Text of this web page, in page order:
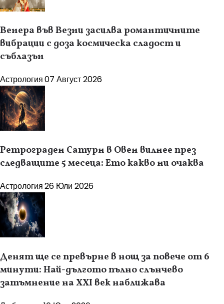
Венера във Везни засилва романтичните
вибрации с доза космическа сладост и
съблазън
Астрология07 Август 2026
Ретрограден Сатурн в Овен вилнее през
следващите 5 месеца: Ето какво ни очаква
Астрология26 Юли 2026
Денят ще се превърне в нощ за повече от 6
минути: Най-дългото пълно слънчево
затъмнение на XXI век наближава